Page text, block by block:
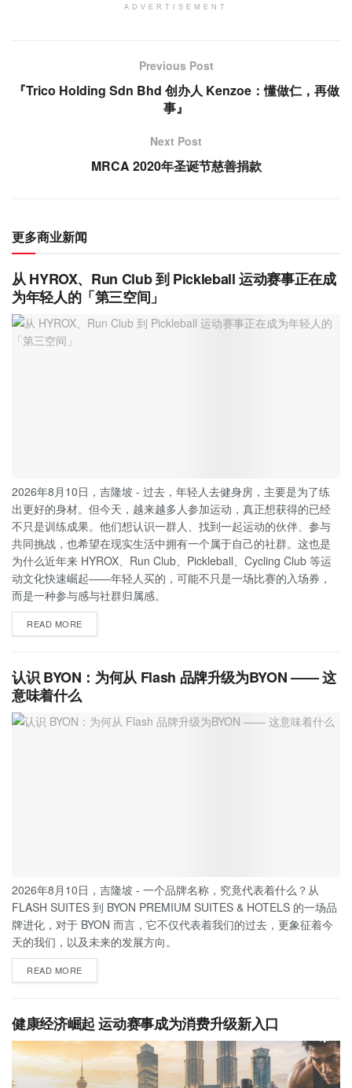
ADVERTISEMENT
Previous Post
『Trico Holding Sdn Bhd 创办人 Kenzoe：懂做仁，再做
事』
Next Post
MRCA 2020年圣诞节慈善捐款
更多商业新闻
从 HYROX、Run Club 到 Pickleball 运动赛事正在成
为年轻人的「第三空间」
2026年8月10日，吉隆坡 - 过去，年轻人去健身房，主要是为了练
出更好的身材。但今天，越来越多人参加运动，真正想获得的已经
不只是训练成果。他们想认识一群人、找到一起运动的伙伴、参与
共同挑战，也希望在现实生活中拥有一个属于自己的社群。这也是
为什么近年来 HYROX、Run Club、Pickleball、Cycling Club 等运
动文化快速崛起——年轻人买的，可能不只是一场比赛的入场券，
而是一种参与感与社群归属感。
READ MORE
认识 BYON：为何从 Flash 品牌升级为BYON —— 这
意味着什么
2026年8月10日，吉隆坡 - 一个品牌名称，究竟代表着什么？从
FLASH SUITES 到 BYON PREMIUM SUITES & HOTELS 的一场品
牌进化，对于 BYON 而言，它不仅代表着我们的过去，更象征着今
天的我们，以及未来的发展方向。
READ MORE
健康经济崛起 运动赛事成为消费升级新入口